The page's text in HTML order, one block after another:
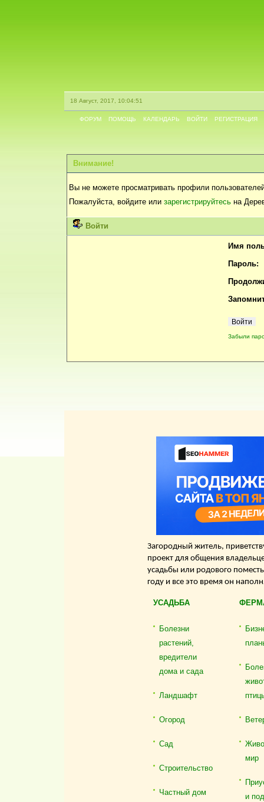
18 Август, 2017, 10:04:51
ФОРУМ ПОМОЩЬ КАЛЕНДАРЬ ВОЙТИ РЕГИСТРАЦИЯ
Внимание!
Вы не можете просматривать профили
Пожалуйста, войдите или зарегистрируйтесь на
Войти
Имя
Пароль:
Забыли
Загородный житель,
проект для общения
усадьбы или родового
году и все это время он
УСАДЬБА
Болезни
растений,
вредители
дома и сада
Ландшафт
Огород
Сад
Строительство
Частный дом
мир
и